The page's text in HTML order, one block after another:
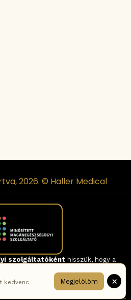
×
kedvenc
Megjelölöm
2026. © Haller Medical
szolgáltatóként hisszük, hogy a
elválaszthatatlan.
és közös küldetésünkről!